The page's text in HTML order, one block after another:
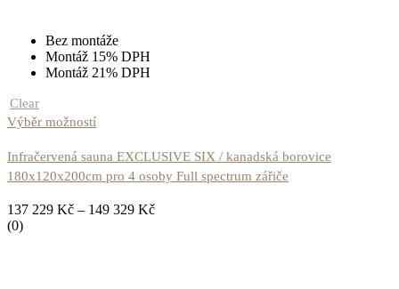
Bez montáže
Montáž 15% DPH
Montáž 21% DPH
Clear
Výběr možností
Infračervená sauna EXCLUSIVE SIX / kanadská borovice
180x120x200cm pro 4 osoby Full spectrum zářiče
137 229 Kč – 149 329 Kč
(0)